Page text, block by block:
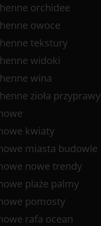
orchidee
owoce
tekstury
widoki
wina
zioła przyprawy
kwiaty
miasta budowle
nowe trendy
plaże palmy
pomosty
rafa ocean